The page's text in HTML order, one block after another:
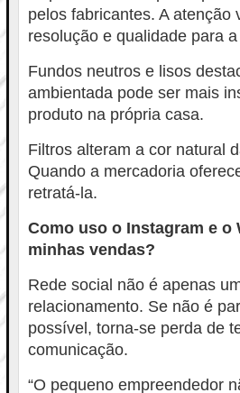
pelos fabricantes. A
resolução e qualidade para
Fundos neutros e lisos
ambientada pode ser mais
produto na própria casa.
Filtros alteram a cor natural
Quando a mercadoria
retratá-la.
Como uso o Instagram e
minhas vendas?
Rede social não é apenas
relacionamento. Se não é
possível, torna-se perda de
comunicação.
“O pequeno empreendedor